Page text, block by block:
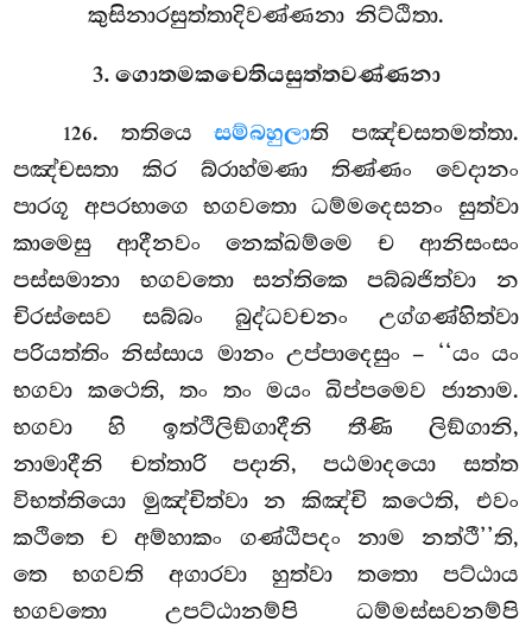
කුසිනාරසුත්තාදිවණ්ණනා නිට්ඨිතා.
3. ගොතමකචෙතියසුත්තවණ්ණනා
126. තතියෙසම්බහුලාති පඤ්චසතමත්තා.
පඤ්චසතා කිර බ්රාහ්මණා තිණ්ණං වෙදානං
පාරගූ අපරභාගෙ භගවතො ධම්මදෙසනං සුත්වා
කාමෙසු ආදීනවං නෙක්ඛම්මෙ ච ආනිසංසං
පස්සමානා භගවතො සන්තිකෙ පබ්බජිත්වා න
චිරස්සෙව සබ්බං බුද්ධවචනං උග්ගණ්හිත්වා
පරියත්තිං නිස්සාය මානං උප්පාදෙසුං – ‘‘යං යං
භගවා කථෙති, තං තං මයං ඛිප්පමෙව ජානාම.
භගවා හි ඉත්ථිලිඞ්ගාදීනි තීණි ලිඞ්ගානි,
නාමාදීනි චත්තාරි පදානි, පඨමාදයො සත්ත
විභත්තියො මුඤ්චිත්වා න කිඤ්චි කථෙති, එවං
කථිතෙ ච අම්හාකං ගණ්ඨිපදං නාම නත්ථී’’ති,
තෙ භගවති අගාරවා හුත්වා තතො පට්ඨාය
භගවතො උපට්ඨානම්පි ධම්මස්සවනම්පි